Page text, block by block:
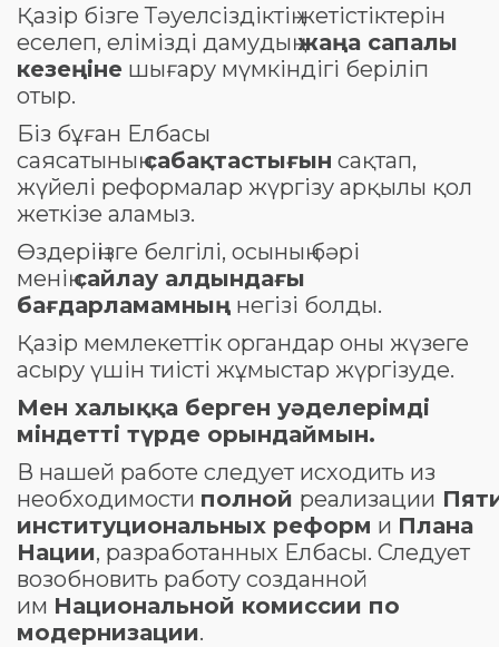
Қазір бізге Тәуелсіздіктің жетістіктерін
еселеп, елімізді дамудыңжаңа сапалы
кезеңіне шығару мүмкіндігі беріліп
отыр.
Біз бұған Елбасы
саясатыныңсабақтастығын сақтап,
жүйелі реформалар жүргізу арқылы қол
жеткізе аламыз.
Өздеріңізге белгілі, осының бәрі
меніңсайлау алдындағы
бағдарламамның негізі болды.
Қазір мемлекеттік органдар оны жүзеге
асыру үшін тиісті жұмыстар жүргізуде.
Мен халыққа берген уәделерімді
міндетті түрде орындаймын.
В нашей работе следует исходить из
необходимости полной реализации
институциональных реформ и Плана
Нации, разработанных Елбасы. Следует
возобновить работу созданной
им Национальной комиссии по
модернизации.